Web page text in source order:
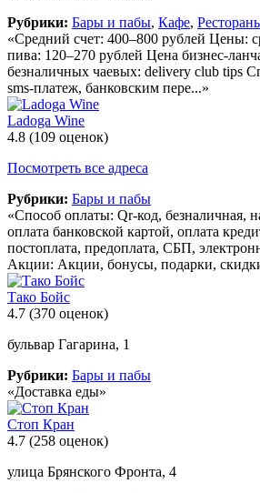
Рубрики: Бары и пабы, Кафе,
«Средний счет: 400–800 рублей Цены:
пива: 120–270 рублей Цена бизнес-
безналичных чаевых: delivery club tips
sms-платеж, банковским пере...»
Ladoga Wine
4.8 (109 оценок)
Посмотреть все адреса
Рубрики: Бары и пабы
«Способ оплаты: Qr-код, безналичная,
оплата банковской картой, оплата
постоплата, предоплата, СБП,
Акции: Акции, бонусы, подарки,
Тако Бойс
4.7 (370 оценок)
бульвар Гагарина, 1
Рубрики: Бары и пабы
«Доставка еды»
Стоп Кран
4.7 (258 оценок)
улица Брянского Фронта, 4